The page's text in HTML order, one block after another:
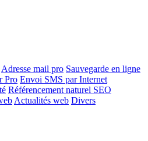
Adresse mail pro Sauvegarde en ligne
Pro Envoi SMS par Internet
Référencement naturel SEO
Actualités web Divers